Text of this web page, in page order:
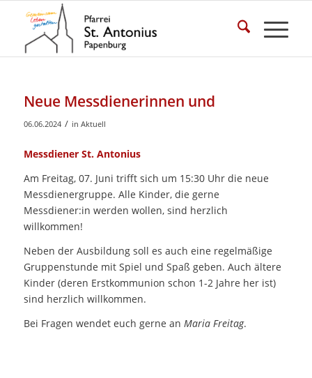
Neue Messdienerinnen und
06.06.2024 / in Aktuell
Messdiener St. Antonius
Am Freitag, 07. Juni trifft sich um 15:30 Uhr die neue
Messdienergruppe. Alle Kinder, die gerne
Messdiener:in werden wollen, sind herzlich
willkommen!
Neben der Ausbildung soll es auch eine regelmäßige
Gruppenstunde mit Spiel und Spaß geben. Auch ältere
Kinder (deren Erstkommunion schon 1-2 Jahre her ist)
sind herzlich willkommen.
Bei Fragen wendet euch gerne an Maria Freitag.